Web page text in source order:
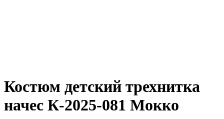
Костюм детский трехнитка
начес К-2025-081 Мокко